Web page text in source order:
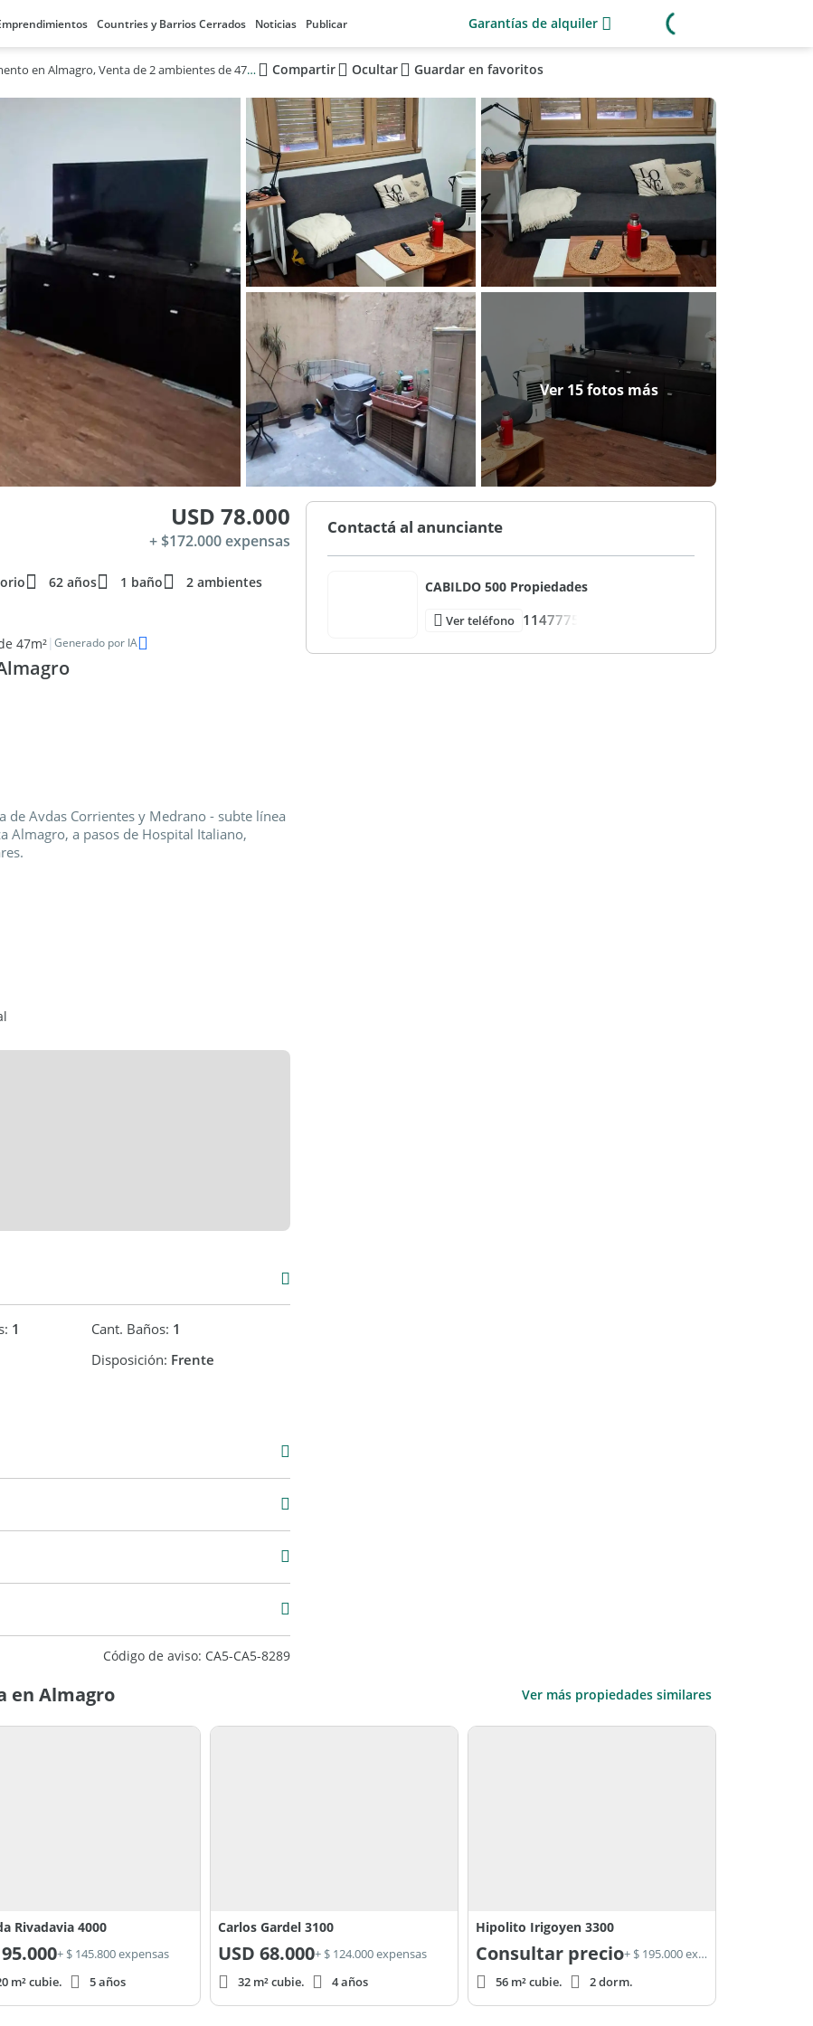
Countries y Barrios Cerrados Noticias Publicar Garantías de alquiler
Departamento en Almagro, Venta de 2 ambientes de 47m² Compartir Ocultar Guardar en favoritos
Ver 15 fotos más
USD 78.000
+ $172.000 expensas
62 años 1 baño
2 ambientes
47m²| Generado por IA
Avdas Corrientes y Medrano - subte línea
Almagro, a pasos de Hospital Italiano,
acceso al patio.
interesada con la documentación
1 Cant. Baños: 1
Disposición: Frente
Código de aviso: CA5-CA5-8289
Contactá al anunciante
CABILDO 500 Propiedades
Ver teléfono 1147775
en Almagro Ver más propiedades similares
Rivadavia 4000
95.000+ $ 145.800 expensas
m² cubie.
5 años
Carlos Gardel 3100
USD 68.000+ $ 124.000 expensas
32 m² cubie.
4 años
Hipolito Irigoyen 3300
Consultar precio
+ $ 195.000 expensas
56 m² cubie.
2 dorm.